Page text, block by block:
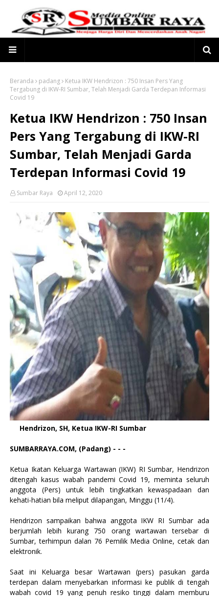
Beranda padang
Ketua IKW Hendrizon : 750 Insan Pers Yang
Tergabung di IKW-RI Sumbar, Telah Menjadi Garda Terdepan Informasi
Covid 19
Ketua IKW Hendrizon : 750 Insan
Pers Yang Tergabung di IKW-RI
Sumbar, Telah Menjadi Garda
Terdepan Informasi Covid 19
Sumbar Raya April 12, 2020
Hendrizon, SH, Ketua IKW-RI Sumbar
SUMBARRAYA.COM, (Padang) - - -
Ketua Ikatan Keluarga Wartawan (IKW) RI Sumbar, Hendrizon
ditengah kasus wabah pandemi Covid 19, meminta seluruh
anggota (Pers) untuk lebih tingkatkan kewaspadaan dan
kehati-hatian bila meliput dilapangan, Minggu (11/4).
Hendrizon sampaikan bahwa anggota IKW RI Sumbar ada
berjumlah lebih kurang 750 orang wartawan tersebar di
Sumbar, terhimpun dalan 76 Pemilik Media Online, cetak dan
elektronik.
Saat ini Keluarga besar Wartawan (pers) pasukan garda
terdepan dalam menyebarkan informasi ke publik di tengah
wabah covid 19 yang penuh resiko tinggi dalam memburu